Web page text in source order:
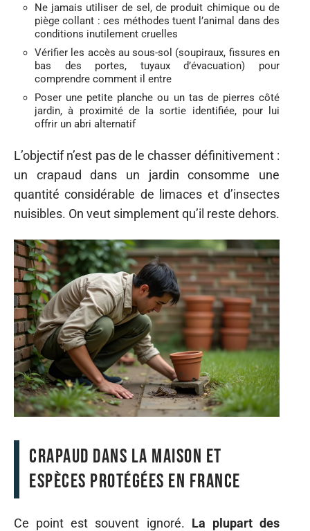
Ne jamais utiliser de sel, de produit chimique ou de
piège collant : ces méthodes tuent l’animal dans des
conditions inutilement cruelles
Vérifier les accès au sous-sol (soupiraux, fissures en
bas des portes, tuyaux d’évacuation) pour
comprendre comment il entre
Poser une petite planche ou un tas de pierres côté
jardin, à proximité de la sortie identifiée, pour lui
offrir un abri alternatif
L’objectif n’est pas de le chasser définitivement :
un crapaud dans un jardin consomme une
quantité considérable de limaces et d’insectes
nuisibles. On veut simplement qu’il reste dehors.
Crapaud dans la maison et
espèces protégées en France
Ce point est souvent ignoré. La plupart des